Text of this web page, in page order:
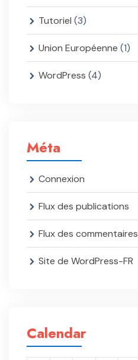
Tutoriel (3)
Union Européenne (1)
WordPress (4)
Méta
Connexion
Flux des publications
Flux des commentaires
Site de WordPress-FR
Calendar